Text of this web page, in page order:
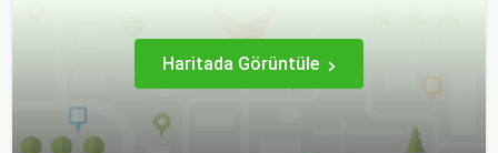
Haritada Görüntüle